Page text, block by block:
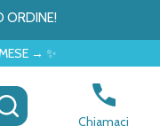
ORDINE!
CERCA
Chiamaci